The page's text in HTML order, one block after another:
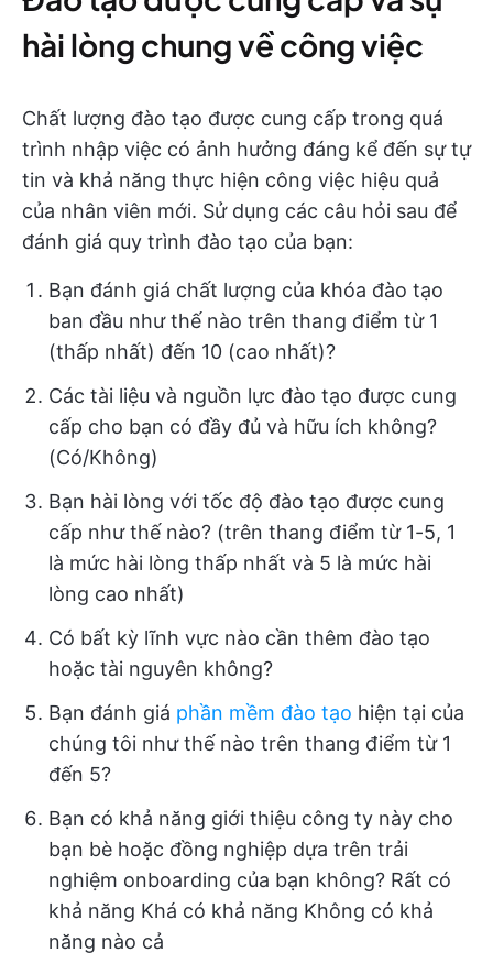
hài lòng chung về công việc
Chất lượng đào tạo được cung cấp trong quá
trình nhập việc có ảnh hưởng đáng kể đến sự tự
tin và khả năng thực hiện công việc hiệu quả
của nhân viên mới. Sử dụng các câu hỏi sau để
đánh giá quy trình đào tạo của bạn:
Bạn đánh giá chất lượng của khóa đào tạo
ban đầu như thế nào trên thang điểm từ 1
(thấp nhất) đến 10 (cao nhất)?
Các tài liệu và nguồn lực đào tạo được cung
cấp cho bạn có đầy đủ và hữu ích không?
(Có/Không)
Bạn hài lòng với tốc độ đào tạo được cung
cấp như thế nào? (trên thang điểm từ 1-5, 1
là mức hài lòng thấp nhất và 5 là mức hài
lòng cao nhất)
Có bất kỳ lĩnh vực nào cần thêm đào tạo
hoặc tài nguyên không?
Bạn đánh giá phần mềm đào tạo hiện tại của
chúng tôi như thế nào trên thang điểm từ 1
đến 5?
Bạn có khả năng giới thiệu công ty này cho
bạn bè hoặc đồng nghiệp dựa trên trải
nghiệm onboarding của bạn không? Rất có
khả năng Khá có khả năng Không có khả
năng nào cả